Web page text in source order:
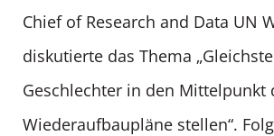
Chief of Research and Data UN
diskutierte das Thema
Geschlechter in den Mittelpunkt
Wiederaufbaupläne stellen“.